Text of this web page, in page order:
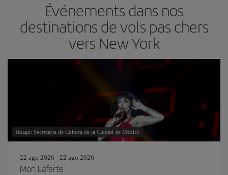
Événements dans nos
destinations de vols pas chers
vers New York
Image: Secretaría de Cultura de la Ciudad de México
22 ago 2026 - 22 ago 2026
Mon Laferte